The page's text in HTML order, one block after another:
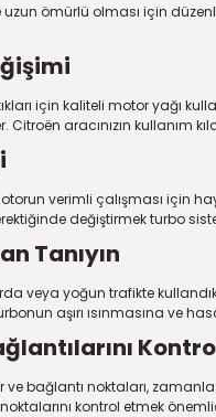
ömürlü olması için
için kaliteli motor yağı
Citroën aracınızın
verimli çalışması için
değiştirmek turbo
Tanıyın
veya yoğun trafikte
aşırı ısınmasına ve
bağlantı noktaları,
kontrol etmek